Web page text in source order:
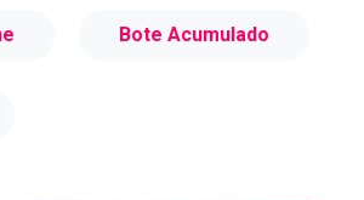
Bote Acumulado